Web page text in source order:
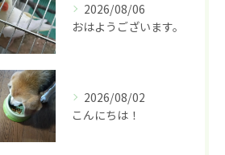
2026/08/06
おはようございます。
2026/08/02
こんにちは！